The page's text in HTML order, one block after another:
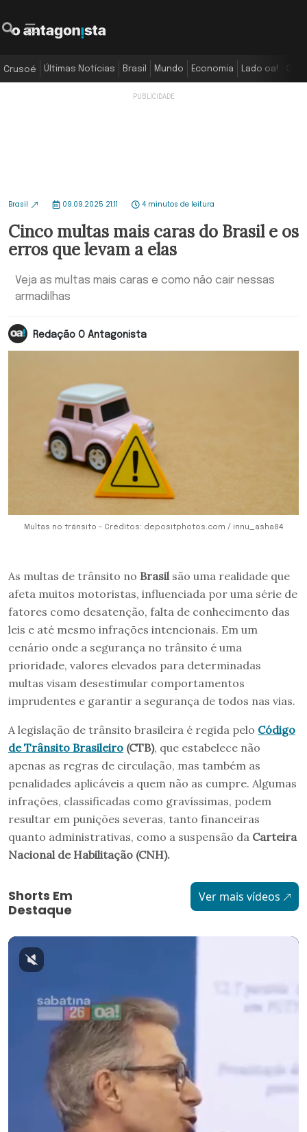
Crusoé Últimas Notícias Brasil Mundo Economia Lado oa!
Brasil 09.09.2025 21:11 4 minutos de leitura
Cinco multas mais caras do Brasil e os
erros que levam a elas
Veja as multas mais caras e como não cair nessas
armadilhas
Redação O Antagonista
Multas no trânsito - Créditos: depositphotos.com / innu_asha84
As multas de trânsito no Brasil são uma realidade que
afeta muitos motoristas, influenciada por uma série de
fatores como desatenção, falta de conhecimento das
leis e até mesmo infrações intencionais. Em um
cenário onde a segurança no trânsito é uma
prioridade, valores elevados para determinadas
multas visam desestimular comportamentos
imprudentes e garantir a segurança de todos nas vias.
A legislação de trânsito brasileira é regida pelo Código
de Trânsito Brasileiro (CTB), que estabelece não
apenas as regras de circulação, mas também as
penalidades aplicáveis a quem não as cumpre. Algumas
infrações, classificadas como gravíssimas, podem
resultar em punições severas, tanto financeiras
quanto administrativas, como a suspensão da Carteira
Nacional de Habilitação (CNH).
Shorts Em
Destaque
Ver mais vídeos